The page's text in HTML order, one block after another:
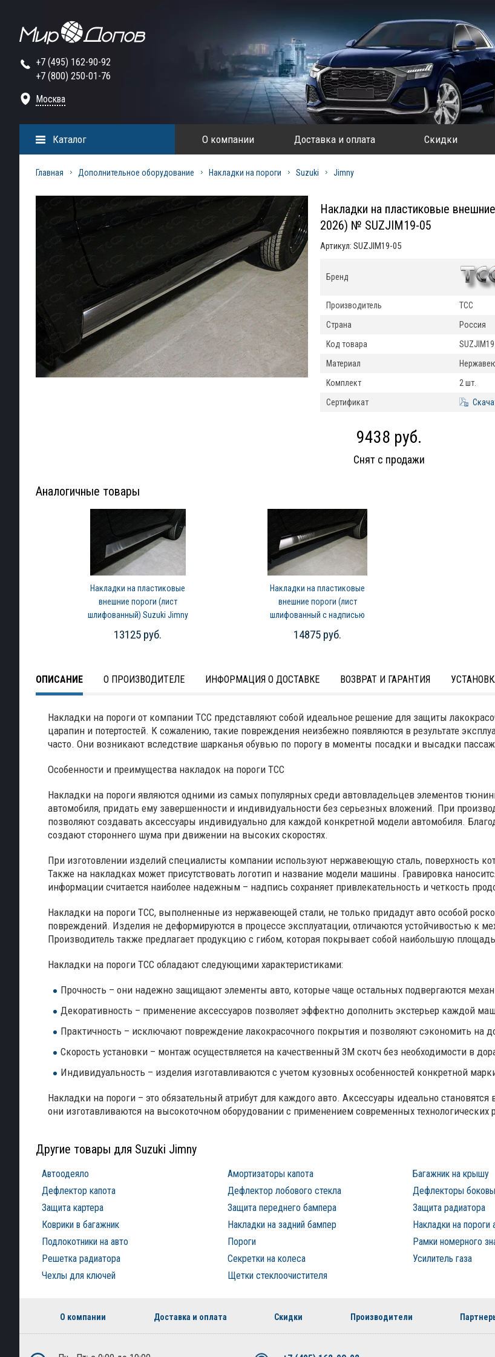
+7 (495) 162-90-92
+7 (800) 250-01-76
Москва
О компании Доставка и оплата Скидки
Каталог
Главная Дополнительное оборудование Накладки на пороги Suzuki Jimny
Накладки на пластиковые
2026) № SUZJIM19-05
Артикул: SUZJIM19-05
9438 руб.
Снят с продажи
Бренд
Производитель
ТСС
Страна
Россия
Код товара
Материал
Комплект
2 шт.
Сертификат
Аналогичные товары
Накладки на пластиковые
внешние пороги (лист
шлифованный) Suzuki Jimny
(2019-2026)
13125 руб.
Накладки на пластиковые
внешние пороги (лист
шлифованный с надписью
Jimny) Suzuki Jimny (2019-
2026)
14875 руб.
ОПИСАНИЕ О ПРОИЗВОДИТЕЛЕ ИНФОРМАЦИЯ О ДОСТАВКЕ ВОЗВРАТ И ГАРАНТИЯ
Накладки на пороги от компании ТСС представляют собой идеальное решение для защиты
царапин и потертостей. К сожалению, такие повреждения неизбежно появляются в результате
часто. Они возникают вследствие шарканья обувью по порогу в моменты посадки и высадки
Особенности и преимущества накладок на пороги ТСС
Накладки на пороги являются одними из самых популярных среди автовладельцев элементов
автомобиля, придать ему завершенности и индивидуальности без серьезных вложений. При
позволяют создавать аксессуары индивидуально для каждой конкретной модели автомобиля.
создают стороннего шума при движении на высоких скоростях.
При изготовлении изделий специалисты компании используют нержавеющую сталь, поверхность
Также на накладках может присутствовать логотип и название модели машины. Гравировка
информации считается наиболее надежным – надпись сохраняет привлекательность и четкость
Накладки на пороги ТСС, выполненные из нержавеющей стали, не только придадут авто особой
повреждений. Изделия не деформируются в процессе эксплуатации, отличаются устойчивостью к
Производитель также предлагает продукцию с гибом, которая покрывает собой наибольшую
Накладки на пороги ТСС обладают следующими характеристиками:
Прочность – они надежно защищают элементы авто, которые чаще остальных подвергаются
Декоративность – применение аксессуаров позволяет эффектно дополнить экстерьер каждой
Практичность – исключают повреждение лакокрасочного покрытия и позволяют сэкономить на
Скорость установки – монтаж осуществляется на качественный 3М скотч без необходимости в
Индивидуальность – изделия изготавливаются с учетом кузовных особенностей конкретной
Накладки на пороги – это обязательный атрибут для каждого авто. Аксессуары идеально
они изготавливаются на высокоточном оборудовании с применением современных технологических
Другие товары для Suzuki Jimny
Автоодеяло Амортизаторы капота Багажник на крышу
Дефлектор капота
Дефлектор лобового стекла Дефлекторы
Защита картера
Защита переднего бампера Защита радиатора
Коврики в багажник
Накладки на задний бампер Накладки на пороги
Подлокотники на авто
Пороги Рамки номерного
Решетка радиатора
Секретки на колеса Усилитель газа
Чехлы для ключей
Щетки стеклоочистителя
О компании Доставка и оплата Скидки Производители